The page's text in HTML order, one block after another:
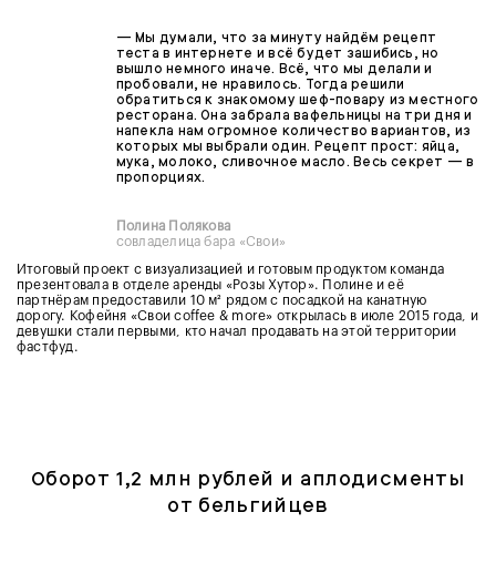
— Мы думали, что за минуту найдём рецепт
теста в интернете и всё будет зашибись, но
вышло немного иначе. Всё, что мы делали и
пробовали, не нравилось. Тогда решили
обратиться к знакомому шеф-повару из местного
ресторана. Она забрала вафельницы на три дня и
напекла нам огромное количество вариантов, из
которых мы выбрали один. Рецепт прост: яйца,
мука, молоко, сливочное масло. Весь секрет — в
пропорциях.
Полина Полякова
совладелица бара «Свои»
Итоговый проект с визуализацией и готовым продуктом команда
презентовала в отделе аренды «Розы Хутор». Полине и её
партнёрам предоставили 10 м² рядом с посадкой на канатную
дорогу. Кофейня «Свои coffee & more» открылась в июле 2015 года, и
девушки стали первыми, кто начал продавать на этой территории
фастфуд.
Оборот 1,2 млн рублей и аплодисменты
от бельгийцев